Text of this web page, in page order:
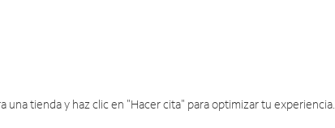
tienda y haz clic en "Hacer cita" para optimizar tu experiencia.